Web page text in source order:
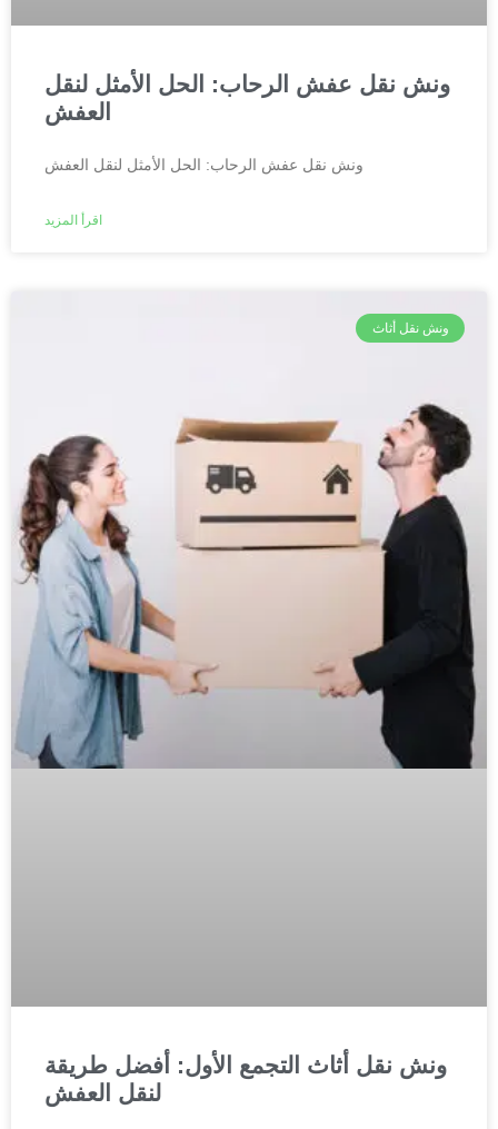
ونش نقل عفش الرحاب: الحل الأمثل لنقل
العفش
اقرأ المزيد
ونش نقل أثاث
ونش نقل أثاث التجمع الأول: أفضل طريقة
لنقل العفش